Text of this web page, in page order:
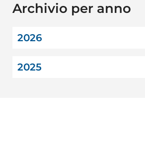
Archivio per anno
2026
2025